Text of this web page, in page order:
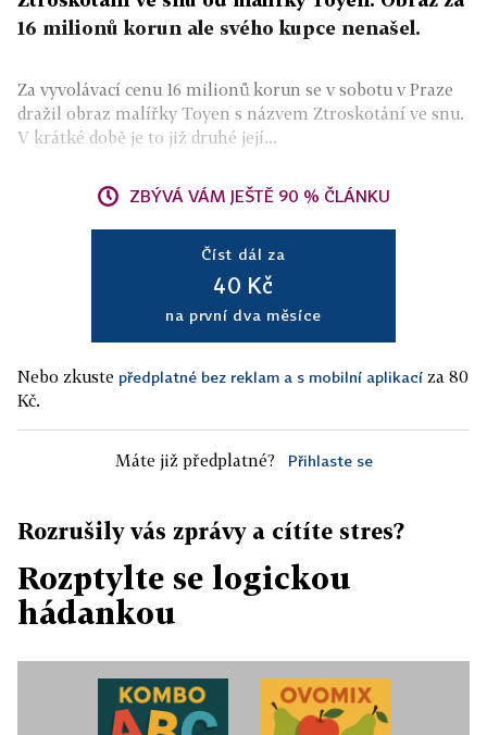
16 milionů korun ale svého kupce nenašel.
Za vyvolávací cenu 16 milionů korun se v sobotu v Praze
dražil obraz malířky Toyen s názvem Ztroskotání ve snu.
V krátké době je to již druhé její...
ZBÝVÁ VÁM JEŠTĚ 90 % ČLÁNKU
Číst dál za
40 Kč
na první dva měsíce
Nebo zkuste předplatné bez reklam a s mobilní aplikací za 80
Kč.
Máte již předplatné? Přihlaste se
Rozrušily vás zprávy a cítíte stres?
Rozptylte se logickou
hádankou